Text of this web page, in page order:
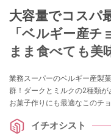
大容量でコスパ
「ベルギー産
まま食べても美
業務スーパーのベルギー産製
群！ダークとミルクの2種類が
お菓子作りにも最適なこのチ
イチオシスト